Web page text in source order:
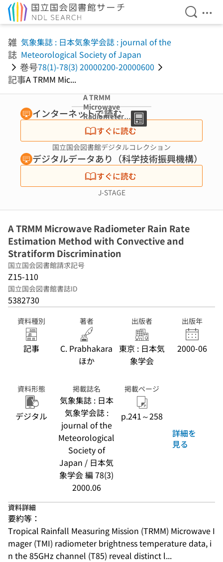
検索を
メ
雑
誌
気象集誌 : 日本気象学会誌 : journal of the
Meteorological Society of Japan
巻号78(1)-78(3) 20000200-20000600
記事A TRMM Mic...
A TRMM
Microwave
Radiometer
Rain Rate
Estimation
Method with
Convective and
Stratiform
Discrimination
インターネットで読む
すぐに読む
国立国会図書館デジタルコレクション
デジタルデータあり（科学技術振興機構）
すぐに読む
J-STAGE
A TRMM Microwave Radiometer Rain Rate
Estimation Method with Convective and
Stratiform Discrimination
国立国会図書館請求記号
Z15-110
国立国会図書館書誌ID
5382730
資料種別
記事
著者
C. Prabhakara
ほか
出版者
東京 : 日本気
象学会
出版年
2000-06
資料形態
デジタル
掲載誌名
気象集誌 : 日本
気象学会誌 :
journal of the
Meteorological
Society of
Japan / 日本気
象学会 編 78(3)
2000.06
掲載ページ
p.241～258
詳細を
見る
資料詳細
要約等：
Tropical Rainfall Measuring Mission (TRMM) Microwave I
mager (TMI) radiometer brightness temperature data, i
n the 85GHz channel (T85) reveal distinct l...